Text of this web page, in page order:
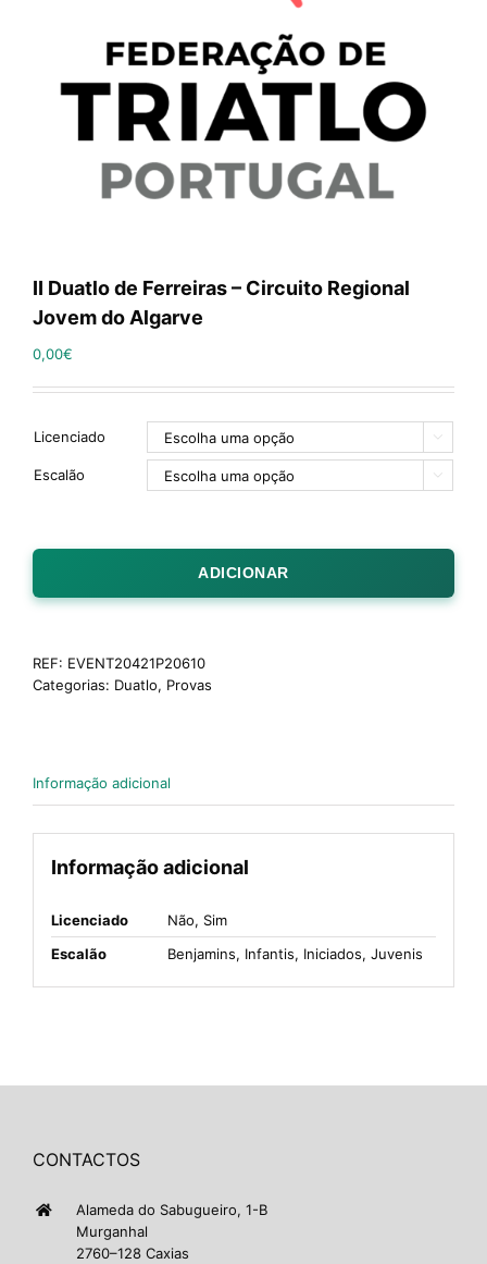
II Duatlo de Ferreiras – Circuito Regional
Jovem do Algarve
0,00€
Licenciado 
Escalão 
ADICIONAR
REF: EVENT20421P20610
Categorias: Duatlo, Provas
Informação adicional
Informação adicional
Licenciado
Não, Sim
Escalão
Benjamins, Infantis, Iniciados, Juvenis
CONTACTOS
Alameda do Sabugueiro, 1-B
Murganhal
2760–128 Caxias